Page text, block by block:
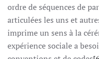
ordre de séquences de
articulées les uns et
imprime un sens à la
expérience sociale a